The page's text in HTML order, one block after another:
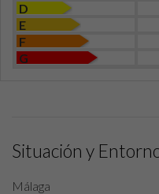
D
E
F
G
Situación y
Málaga